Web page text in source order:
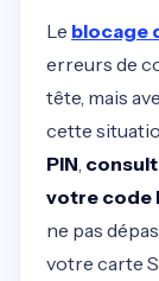
Le blocage
erreurs de
tête, mais
cette
PIN
votre code
ne pas
votre carte